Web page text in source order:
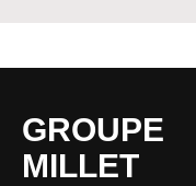
GROUPE
MILLET